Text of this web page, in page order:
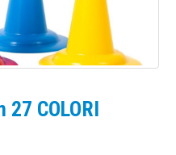
27 COLORI